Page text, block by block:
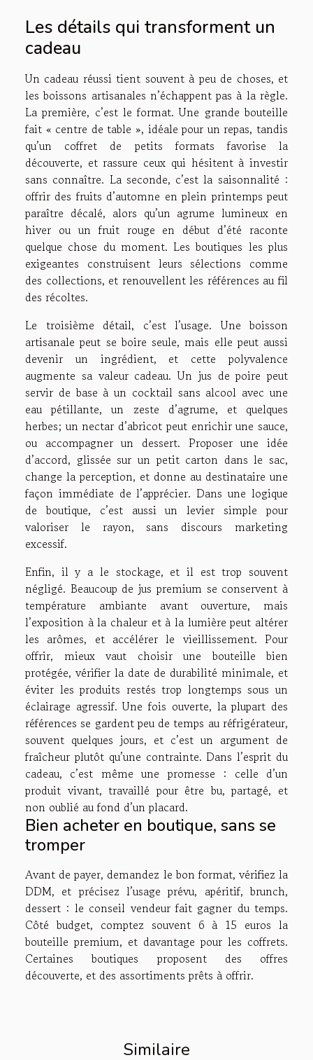
Les détails qui transforment un
cadeau
Un cadeau réussi tient souvent à peu de choses, et
les boissons artisanales n’échappent pas à la règle.
La première, c’est le format. Une grande bouteille
fait « centre de table », idéale pour un repas, tandis
qu’un coffret de petits formats favorise la
découverte, et rassure ceux qui hésitent à investir
sans connaître. La seconde, c’est la saisonnalité :
offrir des fruits d’automne en plein printemps peut
paraître décalé, alors qu’un agrume lumineux en
hiver ou un fruit rouge en début d’été raconte
quelque chose du moment. Les boutiques les plus
exigeantes construisent leurs sélections comme
des collections, et renouvellent les références au fil
des récoltes.
Le troisième détail, c’est l’usage. Une boisson
artisanale peut se boire seule, mais elle peut aussi
devenir un ingrédient, et cette polyvalence
augmente sa valeur cadeau. Un jus de poire peut
servir de base à un cocktail sans alcool avec une
eau pétillante, un zeste d’agrume, et quelques
herbes; un nectar d’abricot peut enrichir une sauce,
ou accompagner un dessert. Proposer une idée
d’accord, glissée sur un petit carton dans le sac,
change la perception, et donne au destinataire une
façon immédiate de l’apprécier. Dans une logique
de boutique, c’est aussi un levier simple pour
valoriser le rayon, sans discours marketing
excessif.
Enfin, il y a le stockage, et il est trop souvent
négligé. Beaucoup de jus premium se conservent à
température ambiante avant ouverture, mais
l’exposition à la chaleur et à la lumière peut altérer
les arômes, et accélérer le vieillissement. Pour
offrir, mieux vaut choisir une bouteille bien
protégée, vérifier la date de durabilité minimale, et
éviter les produits restés trop longtemps sous un
éclairage agressif. Une fois ouverte, la plupart des
références se gardent peu de temps au réfrigérateur,
souvent quelques jours, et c’est un argument de
fraîcheur plutôt qu’une contrainte. Dans l’esprit du
cadeau, c’est même une promesse : celle d’un
produit vivant, travaillé pour être bu, partagé, et
non oublié au fond d’un placard.
Bien acheter en boutique, sans se
tromper
Avant de payer, demandez le bon format, vérifiez la
DDM, et précisez l’usage prévu, apéritif, brunch,
dessert : le conseil vendeur fait gagner du temps.
Côté budget, comptez souvent 6 à 15 euros la
bouteille premium, et davantage pour les coffrets.
Certaines boutiques proposent des offres
découverte, et des assortiments prêts à offrir.
Similaire